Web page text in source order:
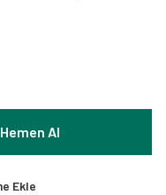
Hemen Al